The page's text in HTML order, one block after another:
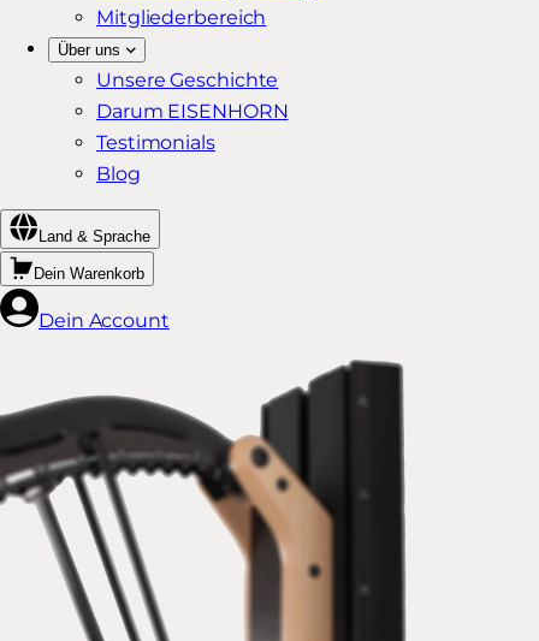
Mitgliederbereich
Über uns
Unsere Geschichte
Darum EISENHORN
Testimonials
Blog
Land & Sprache
Dein Warenkorb
Dein Account